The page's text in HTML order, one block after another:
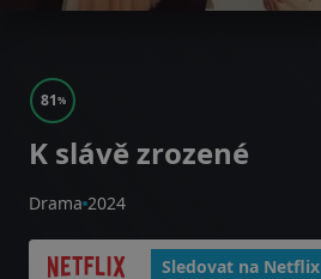
81%
K slávě zrozené
Drama 2024
Sledovat na Netflix